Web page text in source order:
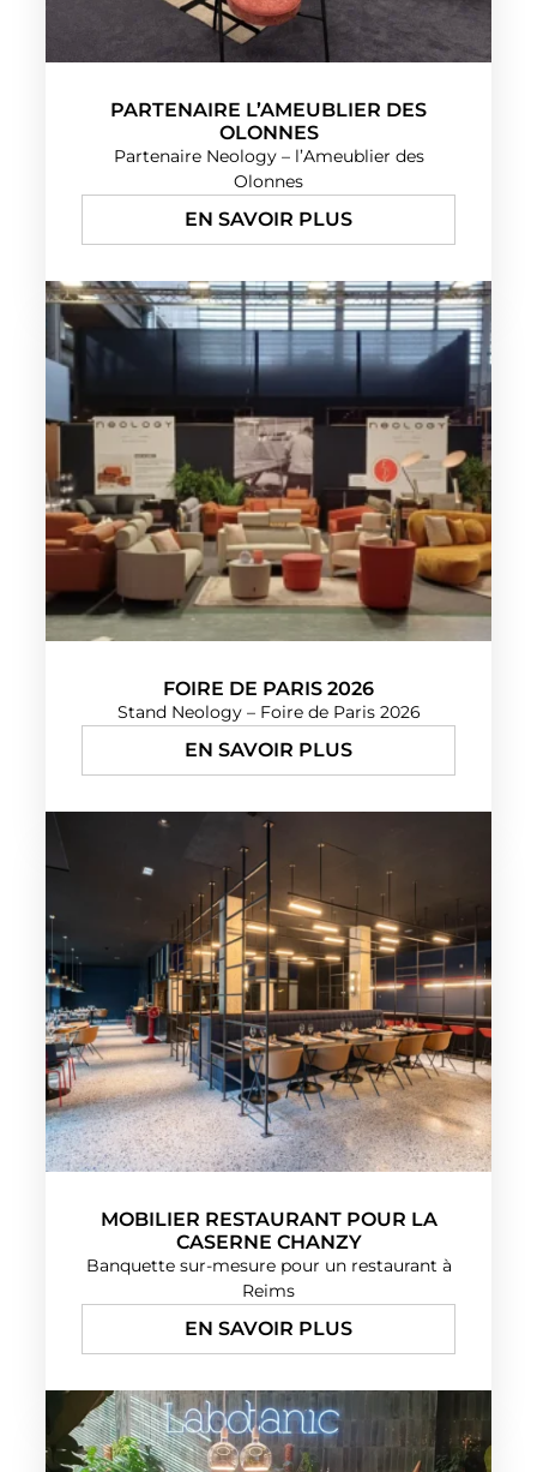
PARTENAIRE L’AMEUBLIER DES
OLONNES
Partenaire Neology – l’Ameublier des
Olonnes
EN SAVOIR PLUS
FOIRE DE PARIS 2026
Stand Neology – Foire de Paris 2026
EN SAVOIR PLUS
MOBILIER RESTAURANT POUR LA
CASERNE CHANZY
Banquette sur-mesure pour un restaurant à
Reims
EN SAVOIR PLUS